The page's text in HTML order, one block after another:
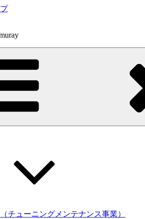
チューニングメンテナンス事業）